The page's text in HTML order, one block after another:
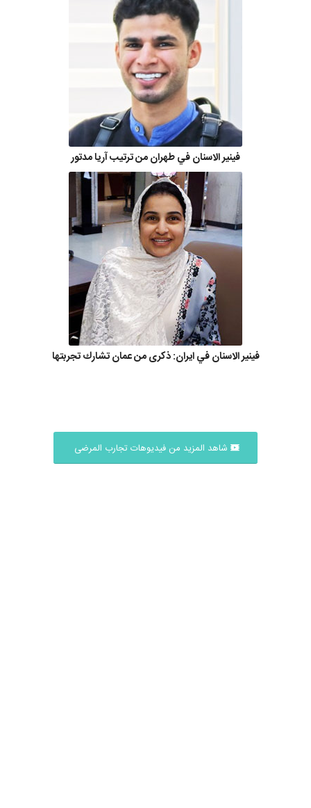
فينير الاسنان في طهران من ترتيب آريا مدتور
فينير الاسنان في ايران: ذكرى من عمان تشارك تجربتها
شاهد المزيد من فيديوهات تجارب المرضى